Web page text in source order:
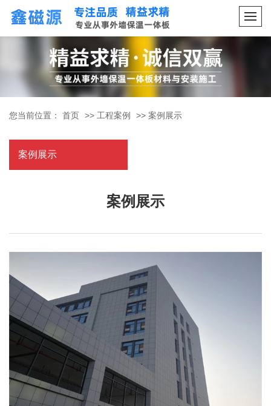
您当前位置： 首页 >> 工程案例 >> 案例展示
案例展示
案例展示